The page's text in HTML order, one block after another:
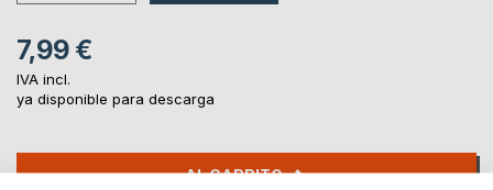
7,99 €
IVA incl.
ya disponible para descarga
AL CARRITO